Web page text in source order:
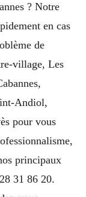
? Notre
en cas
de
village, Les
Andiol,
pour vous
principaux
31 86 20.